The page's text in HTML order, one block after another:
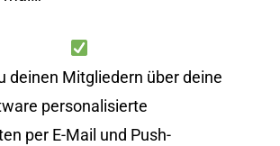
deinen Mitgliedern über deine
personalisierte
per E-Mail und Push-